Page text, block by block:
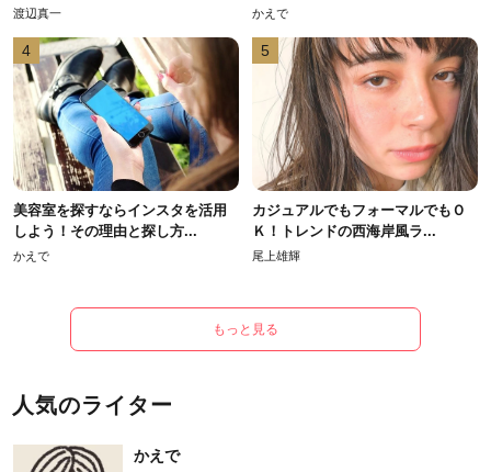
渡辺真一 かえで
4
美容室を探すならインスタを活用
しよう！その理由と探し方...
かえで
5
カジュアルでもフォーマルでもＯ
Ｋ！トレンドの西海岸風ラ...
尾上雄輝
もっと見る
人気のライター
かえで